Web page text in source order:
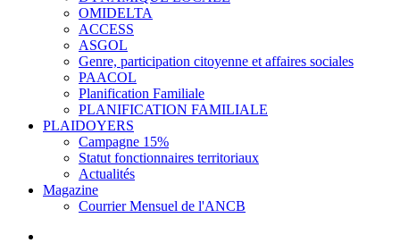
OMIDELTA
ACCESS
ASGOL
Genre, participation citoyenne et affaires sociales
PAACOL
Planification Familiale
PLANIFICATION FAMILIALE
PLAIDOYERS
Campagne 15%
Statut fonctionnaires territoriaux
Actualités
Magazine
Courrier Mensuel de l'ANCB